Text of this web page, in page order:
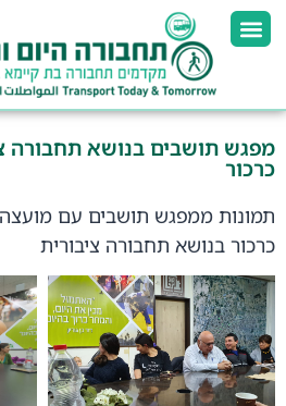
מפגש תושבים בנושא תחבורה
כרכור
תמונות ממפגש תושבים עם
כרכור בנושא תחבורה ציבורית